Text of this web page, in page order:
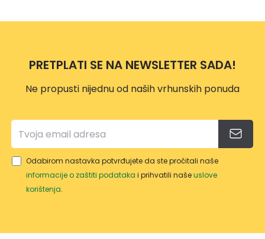
PRETPLATI SE NA NEWSLETTER SADA!
Ne propusti nijednu od naših vrhunskih ponuda
Odabirom nastavka potvrđujete da ste pročitali naše
informacije o zaštiti podataka i prihvatili našeuslove
korištenja.